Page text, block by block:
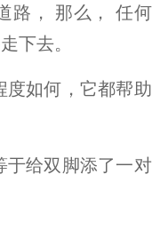
路， 那么， 任何
下去。
度如何，它都帮助
于给双脚添了一对